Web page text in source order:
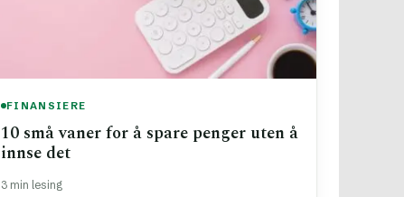
FINANSIERE
10 små vaner for å spare penger uten å
innse det
3 min lesing